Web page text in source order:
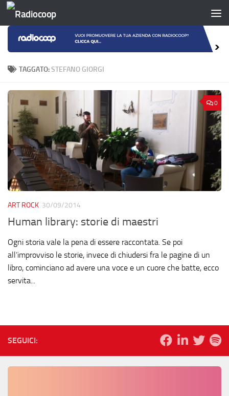
Salta al contenuto
TAGGATO:STEFANO GIORGI
0
ART ROCK 30/09/2014
Human library: storie di maestri
Ogni storia vale la pena di essere raccontata. Se poi
all’improvviso le storie, invece di chiudersi fra le pagine di un
libro, cominciano ad avere una voce e un cuore che batte, ecco
servita...
SEGUICI: